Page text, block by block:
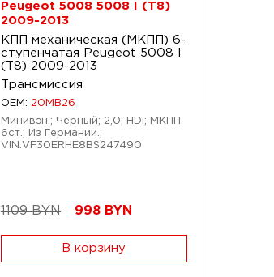
Peugeot 5008 5008 I (T8)
2009-2013
КПП механическая (МКПП) 6-
ступенчатая Peugeot 5008 I
(T8) 2009-2013
Трансмиссия
OEM: 20MB26
Минивэн.; Чёрный; 2,0; HDi; МКПП
6ст.; Из Германии.;
VIN:VF30ERHE8BS247490
1109 BYN 998 BYN
В корзину